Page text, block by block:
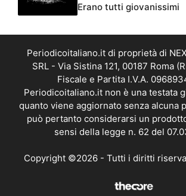
Erano tutti giovanissimi
Periodicoitaliano.it di proprietà di
SRL - Via Sistina 121, 00187 Roma
Fiscale e Partita I.V.A.
Periodicoitaliano.it non è una testata
quanto viene aggiornato senza alcuna
può pertanto considerarsi un
sensi della legge n. 62 del
Copyright ©2026 - Tutti i diritti